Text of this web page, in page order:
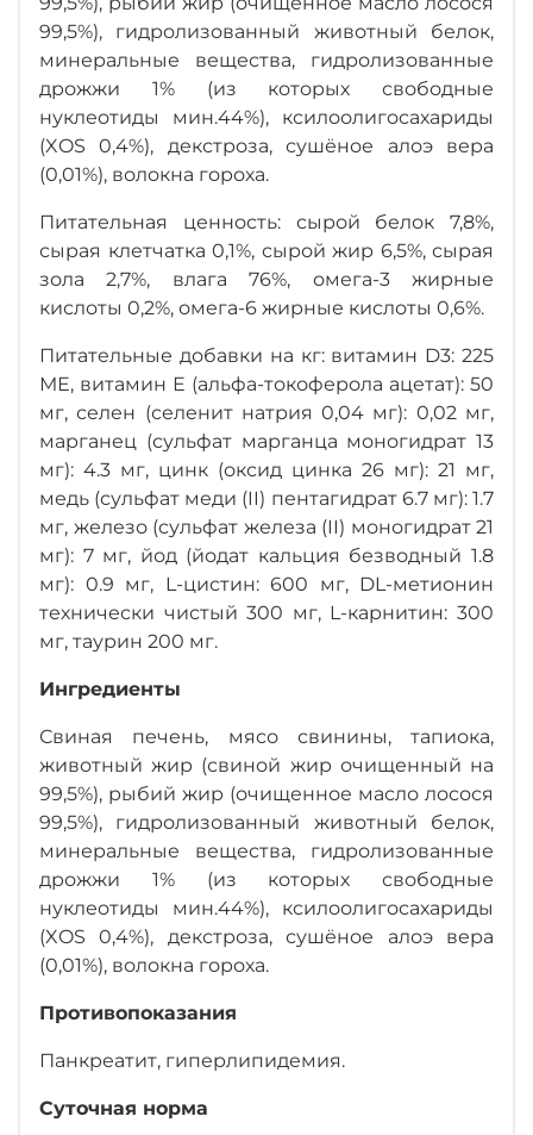
99,5%), гидролизованный животный белок,
минеральные вещества, гидролизованные
дрожжи 1% (из которых свободные
нуклеотиды мин.44%), ксилоолигосахариды
(XOS 0,4%), декстроза, сушёное алоэ вера
(0,01%), волокна гороха.
Питательная ценность: сырой белок 7,8%,
сырая клетчатка 0,1%, сырой жир 6,5%, сырая
зола 2,7%, влага 76%, омега-3 жирные
кислоты 0,2%, омега-6 жирные кислоты 0,6%.
Питательные добавки на кг: витамин D3: 225
МЕ, витамин Е (альфа-токоферола ацетат): 50
мг, селен (селенит натрия 0,04 мг): 0,02 мг,
марганец (сульфат марганца моногидрат 13
мг): 4.3 мг, цинк (оксид цинка 26 мг): 21 мг,
медь (сульфат меди (II) пентагидрат 6.7 мг): 1.7
мг, железо (сульфат железа (II) моногидрат 21
мг): 7 мг, йод (йодат кальция безводный 1.8
мг): 0.9 мг, L-цистин: 600 мг, DL-метионин
технически чистый 300 мг, L-карнитин: 300
мг, таурин 200 мг.
Ингредиенты
Свиная печень, мясо свинины, тапиока,
животный жир (свиной жир очищенный на
99,5%), рыбий жир (очищенное масло лосося
99,5%), гидролизованный животный белок,
минеральные вещества, гидролизованные
дрожжи 1% (из которых свободные
нуклеотиды мин.44%), ксилоолигосахариды
(XOS 0,4%), декстроза, сушёное алоэ вера
(0,01%), волокна гороха.
Противопоказания
Панкреатит, гиперлипидемия.
Суточная норма